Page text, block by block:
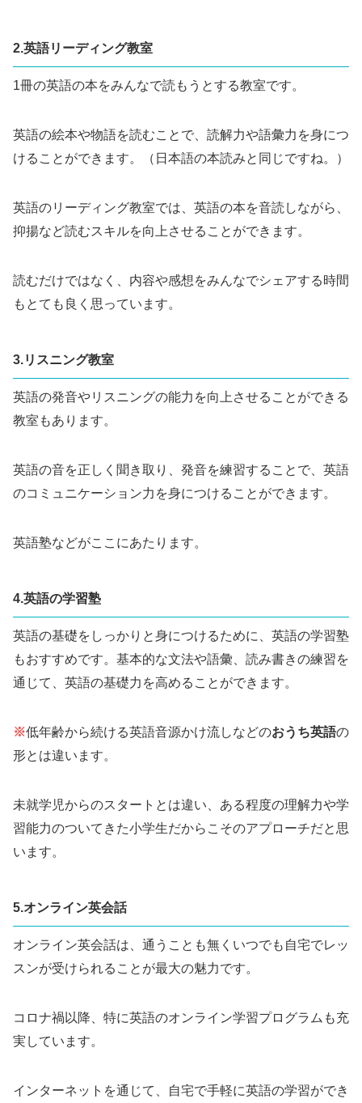
2.英語リーディング教室
1冊の英語の本をみんなで読もうとする教室です。
英語の絵本や物語を読むことで、読解力や語彙力を身につ
けることができます。（日本語の本読みと同じですね。）
英語のリーディング教室では、英語の本を音読しながら、
抑揚など読むスキルを向上させることができます。
読むだけではなく、内容や感想をみんなでシェアする時間
もとても良く思っています。
3.リスニング教室
英語の発音やリスニングの能力を向上させることができる
教室もあります。
英語の音を正しく聞き取り、発音を練習することで、英語
のコミュニケーション力を身につけることができます。
英語塾などがここにあたります。
4.英語の学習塾
英語の基礎をしっかりと身につけるために、英語の学習塾
もおすすめです。基本的な文法や語彙、読み書きの練習を
通じて、英語の基礎力を高めることができます。
※低年齢から続ける英語音源かけ流しなどのおうち英語の
形とは違います。
未就学児からのスタートとは違い、ある程度の理解力や学
習能力のついてきた小学生だからこそのアプローチだと思
います。
5.オンライン英会話
オンライン英会話は、通うことも無くいつでも自宅でレッ
スンが受けられることが最大の魅力です。
コロナ禍以降、特に英語のオンライン学習プログラムも充
実しています。
インターネットを通じて、自宅で手軽に英語の学習ができ